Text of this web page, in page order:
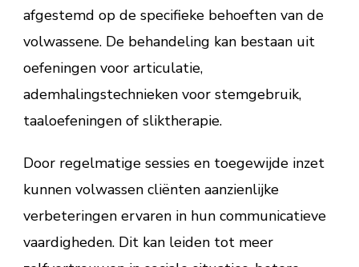
afgestemd op de specifieke behoeften van de
volwassene. De behandeling kan bestaan uit
oefeningen voor articulatie,
ademhalingstechnieken voor stemgebruik,
taaloefeningen of sliktherapie.
Door regelmatige sessies en toegewijde inzet
kunnen volwassen cliënten aanzienlijke
verbeteringen ervaren in hun communicatieve
vaardigheden. Dit kan leiden tot meer